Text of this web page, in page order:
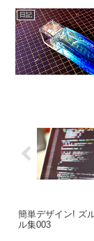
日記
簡単デザイン! ズ
ル集003